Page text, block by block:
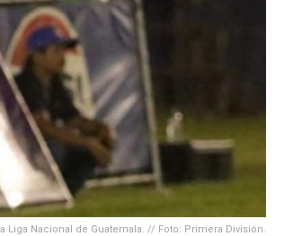
Liga Nacional de Guatemala. // Foto: Primera División.